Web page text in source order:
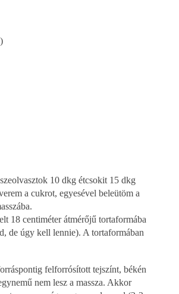
10 dkg étcsokit 15 dkg
a cukrot, egyesével beleütöm a
18 centiméter átmérőjű tortaformába
de úgy kell lennie). A tortaformában
felforrósított tejszínt, békén
nem lesz a massza. Akkor